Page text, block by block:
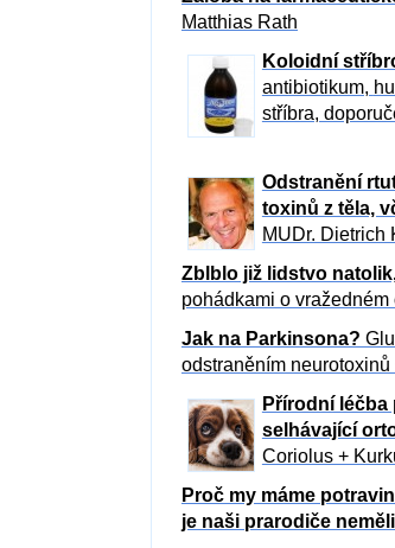
Matthias Rath
Koloidní
antibiotikum,
stříbra,
Odstranění
toxinů z těla,
MUDr. Dietrich
Zblblo již lidstvo
pohádkami o
Jak na Parkinsona?
odstraněním
Přírodní
selhávající
Coriolus +
Proč my máme
je naši prarodiče